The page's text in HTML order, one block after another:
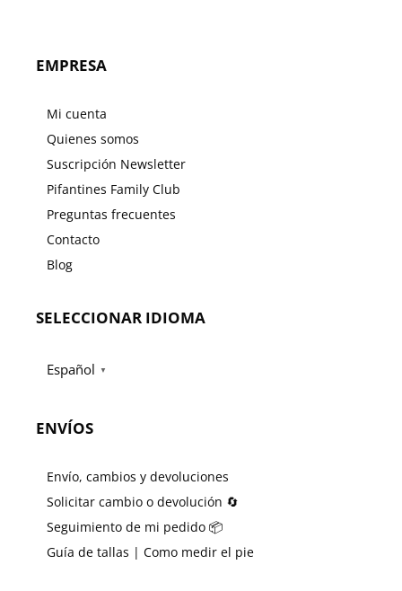
EMPRESA
Mi cuenta
Quienes somos
Suscripción Newsletter
Pifantines Family Club
Preguntas frecuentes
Contacto
Blog
SELECCIONAR IDIOMA
Español ▼
ENVÍOS
Envío, cambios y devoluciones
Solicitar cambio o devolución 🔄
Seguimiento de mi pedido 📦
Guía de tallas | Como medir el pie